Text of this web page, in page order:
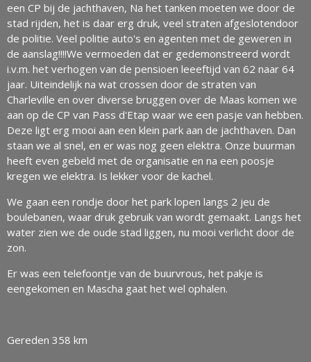
een CP bij de jachthaven, Na het tanken moeten we door de
stad rijden, het is daar erg druk, veel straten afgeslotendoor
de politie. Veel politie auto's en agenten met de geweren in
de aanslag!!!!We vermoeden dat er gedemonstreerd wordt
i.v.m. het verhogen van de pensioen leeeftijd van 62 naar 64
jaar. Uiteindelijk na wat crossen door de straten van
Charleville en over diverse bruggen over de Maas komen we
aan op de CP van Pass d'Etap waar we een pasje van hebben.
Deze ligt erg mooi aan een klein park aan de jachthaven. Dan
staan we al snel, en er was nog geen elektra. Onze buurman
heeft even gebeld met de organisatie en na een poosje
kregen we elektra. Is lekker voor de kachel.
We gaan een rondje door het park lopen langs 2 jeu de
boulebanen, waar druk gebruik van wordt gemaakt. Langs het
water zien we de oude stad liggen, nu mooi verlicht door de
zon.
Er was een telefoontje van de buurvrous, het pakje is
eengekomen en Mascha gaat het wel ophalen.
Gereden 358 km